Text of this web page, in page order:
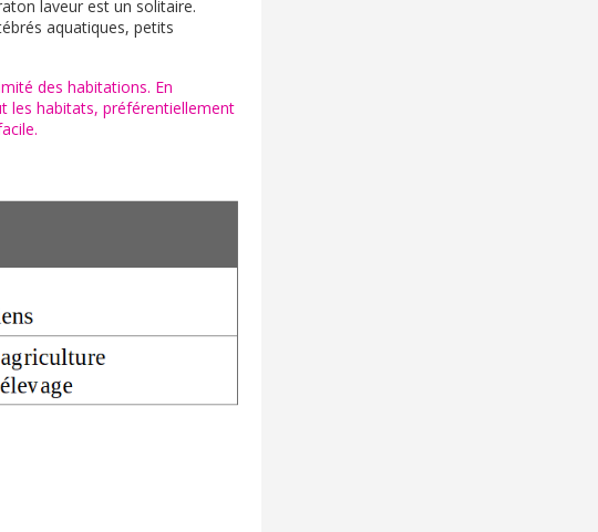
laveur est un solitaire.
aquatiques, petits
des habitations. En
les habitats, préférentiellement